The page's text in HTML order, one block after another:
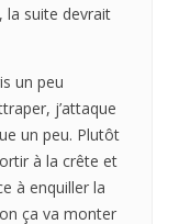
la suite devrait
un peu
j’attaque
un peu. Plutôt
à la crête et
à enquiller la
ça va monter